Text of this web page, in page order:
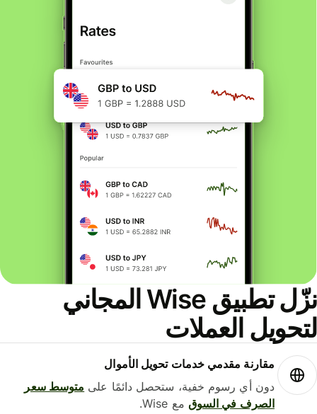
نزّل تطبيق Wise المجاني
العملات
مقارنة مقدمي خدمات تحويل الأموال
دون أي رسوم خفية، ستحصل دائمًا علىمتوسط ​​سعر
الصرف في السوقمع Wise.